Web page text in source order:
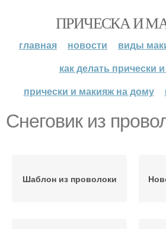
ПРИЧЕСКА И
главная новости
виды
как делать прически
прически и макияж на дому
Снеговик из
Шаблон из проволоки